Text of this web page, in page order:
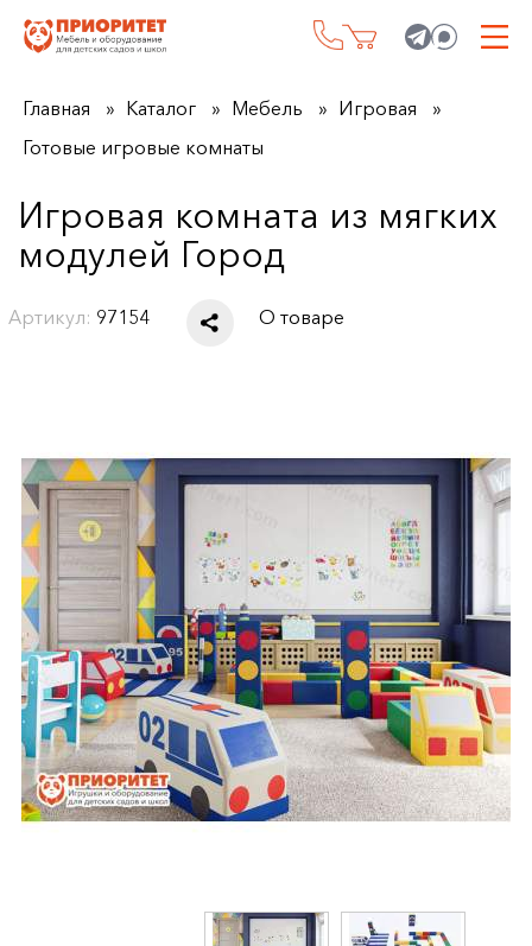
Главная Каталог Мебель
Игровая
Готовые игровые комнаты
Игровая комната из мягких
модулей Город
Артикул: 97154 О товаре